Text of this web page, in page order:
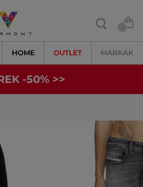
HOME OUTLET MÁRKÁK
-50% >>